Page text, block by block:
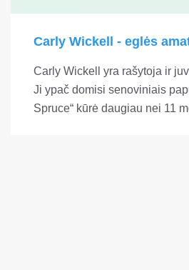
Carly Wickell - eglės
Carly Wickell yra rašytoja ir
Ji ypač domisi senoviniais
Spruce“ kūrė daugiau nei 11